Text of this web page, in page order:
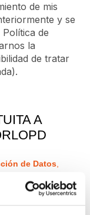
de mis
y se
de
la
de tratar
A
de Datos,
Prevención de
, entre otras